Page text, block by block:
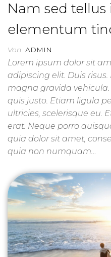
Nam sed
elementum
Von ADMIN
Lorem ipsum dolor sit
adipiscing elit. Duis
magna gravida
quis justo. Etiam ligula
ultricies, scelerisque eu.
erat. Neque porro
quia dolor sit amet,
quia non numquam…